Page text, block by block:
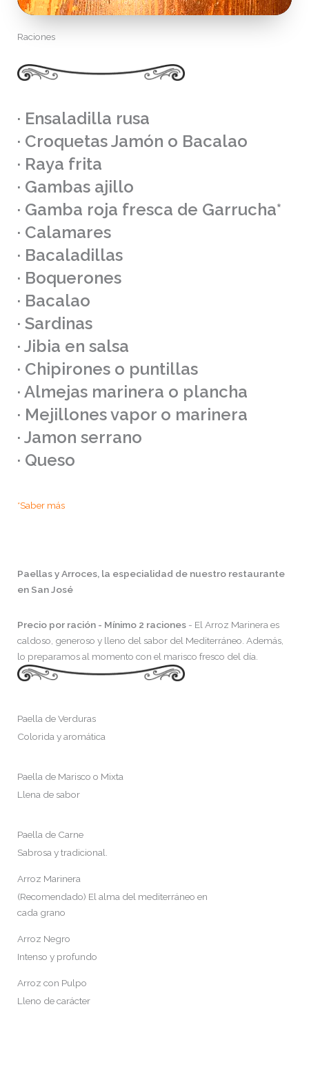
Raciones
· Ensaladilla rusa
· Croquetas Jamón o Bacalao
· Raya frita
· Gambas ajillo
· Gamba roja fresca de Garrucha*
· Calamares
· Bacaladillas
· Boquerones
· Bacalao
· Sardinas
· Jibia en salsa
· Chipirones o puntillas
· Almejas marinera o plancha
· Mejillones vapor o marinera
· Jamon serrano
· Queso
*Saber más
Paellas y Arroces, la especialidad de nuestro restaurante
en San José
Precio por ración - Mínimo 2 raciones - El Arroz Marinera es
caldoso, generoso y lleno del sabor del Mediterráneo. Además,
lo preparamos al momento con el marisco fresco del día.
Paella de Verduras
Colorida y aromática
Paella de Marisco o Mixta
Llena de sabor
Paella de Carne
Sabrosa y tradicional.
Arroz Marinera
(Recomendado) El alma del mediterráneo en
cada grano
Arroz Negro
Intenso y profundo
Arroz con Pulpo
Lleno de carácter